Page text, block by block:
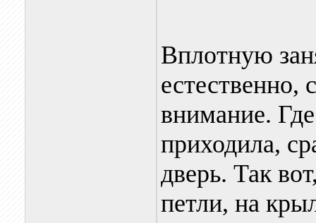
Вплотную
естественно,
внимание.
приходила,
дверь. Так
петли, на